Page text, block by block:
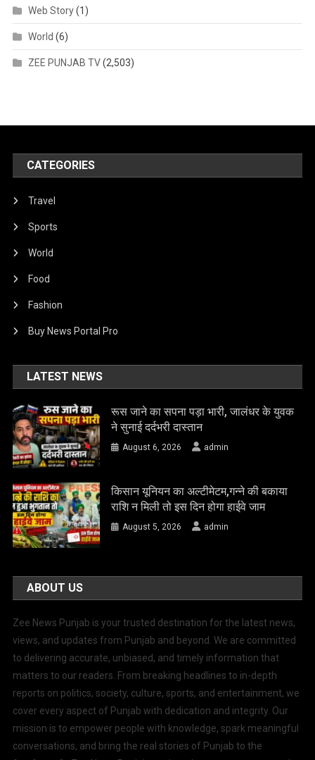
Web Story(1)
World (6)
ZEE PUNJAB TV(2,503)
CATEGORIES
Travel
Sports
World
Food
Fashion
Buy News Portal Pro
LATEST NEWS
रूस जाने का सपना पड़ा भारी, जालंधर के युवक
ने सुनाई दर्दभरी दास्तान
August 6, 2026 admin
किसान यूनियन का अल्टीमेटम,गन्ने की बकाया
राशि न मिली तो इस दिन होगा हाईवे जाम
August 5, 2026 admin
ABOUT US
Zee News Punjab is your trusted destination for the latest news,
views, and updates from Punjab and beyond. We are committed
to delivering accurate, unbiased, and timely information that
matters to our readers. From breaking headlines to in-depth
reports on politics, society, culture, sports, and entertainment, we
cover every aspect of Punjab with dedication and integrity. Our
mission is to empower people with knowledge, spark meaningful
conversations, and bring the real stories of Punjab to the